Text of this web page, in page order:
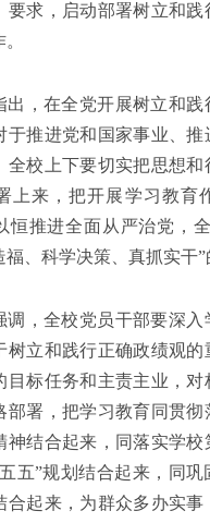
要求，启动部署树立和践
出，在全党开展树立和践
于推进党和国家事业、推
全校上下要切实把思想和
上来，把开展学习教育
恒推进全面从严治党，
、科学决策、真抓实干”
调，全校党员干部要深入
树立和践行正确政绩观的
目标任务和主责主业，对
部署，把学习教育同贯彻
神结合起来，同落实学
五”规划结合起来，同巩
合起来，为群众多办实事